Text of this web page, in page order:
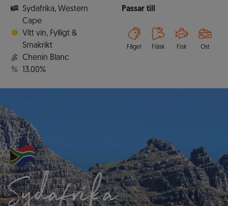
Sydafrika, Western
Cape
Vitt vin, Fylligt &
Smakrikt
Chenin Blanc
13.00%
Passar till
Fågel Fläsk Fisk Ost